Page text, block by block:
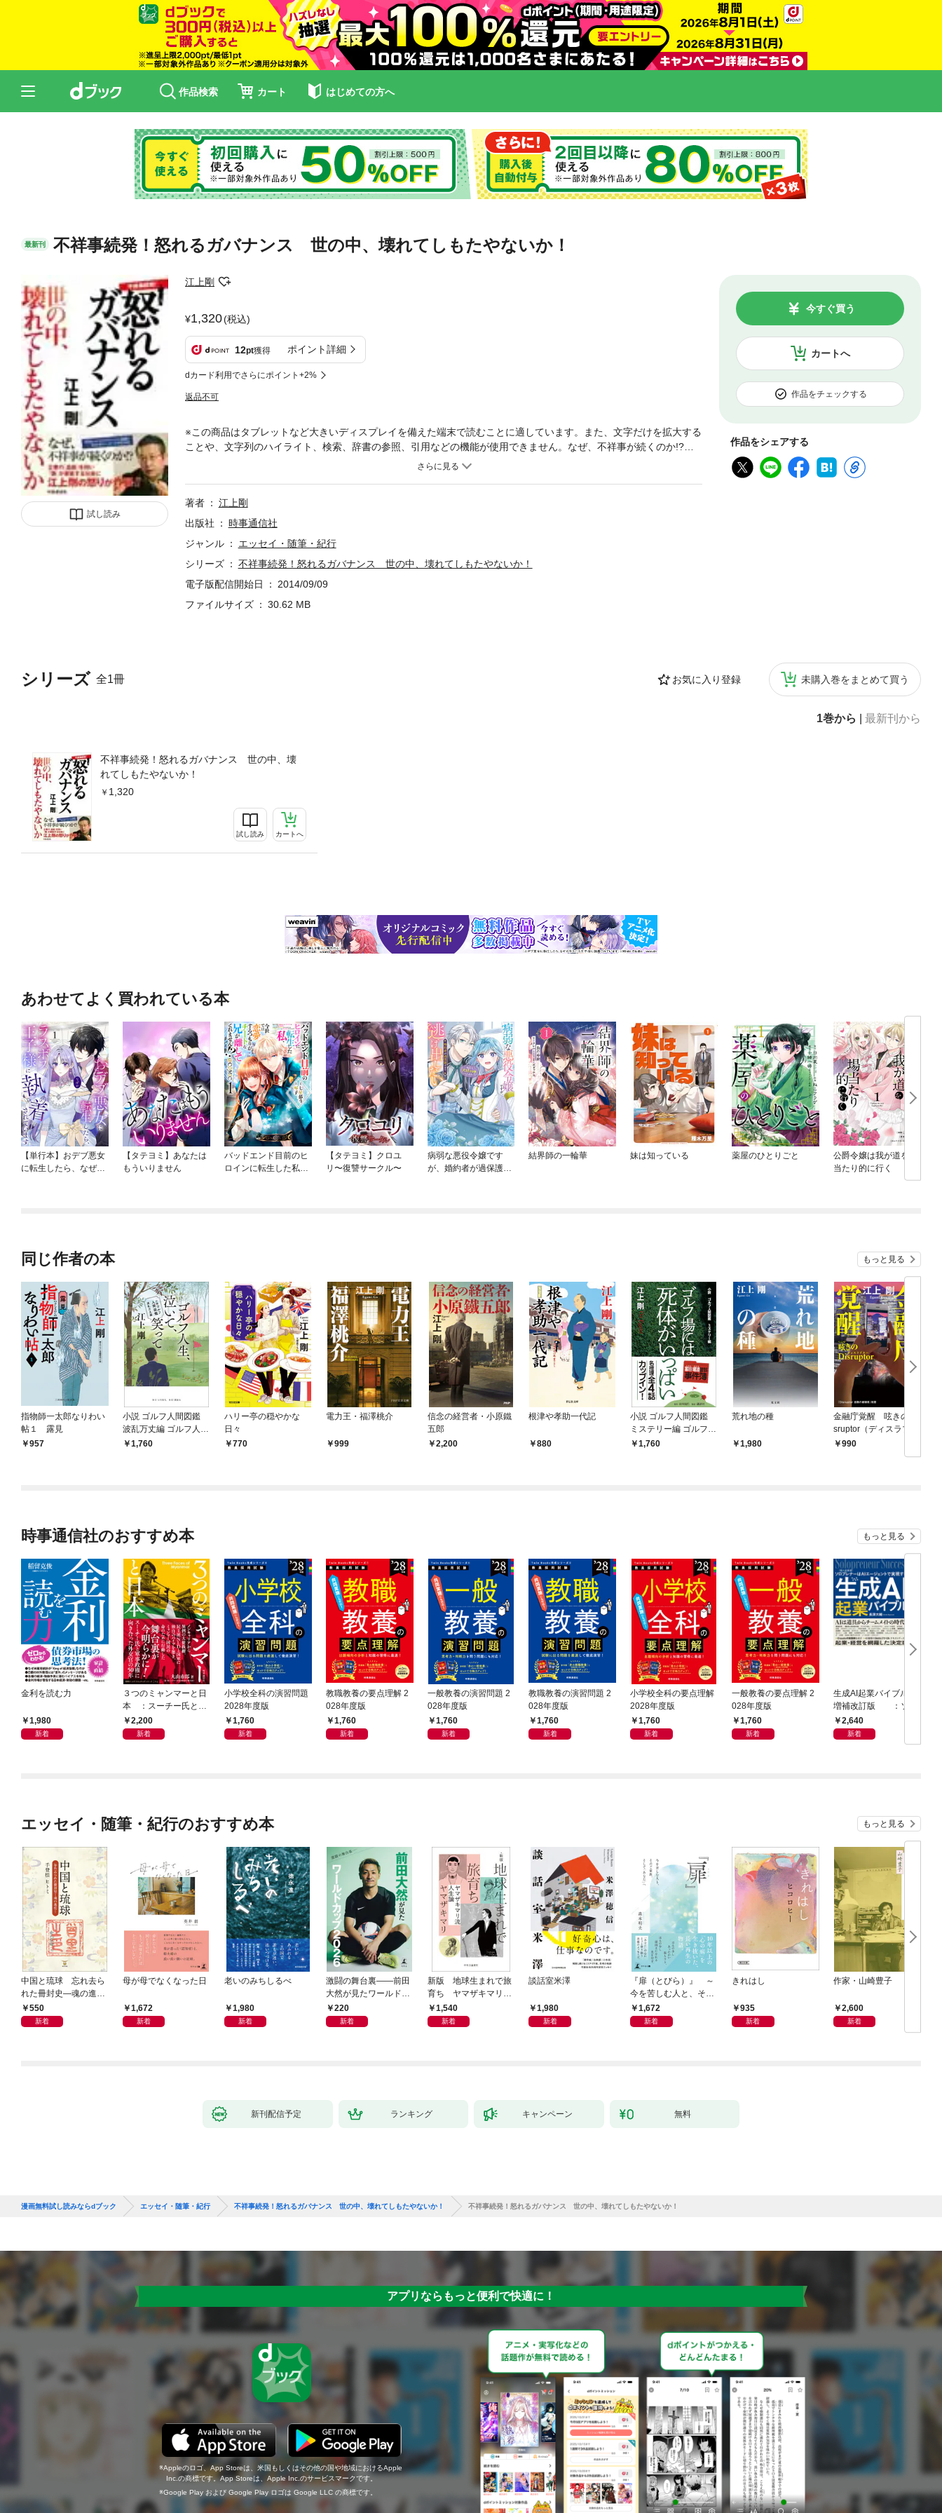
作品検索 カート はじめての方へ
最新刊 不祥事続発！怒れるガバナンス 世の中、壊れてしもたやないか！
試し読み
江上剛
1,320(税込)
12pt獲得 ポイント詳細
dカード利用でさらにポイント+2%
返品不可
カートへ
今すぐ買う
作品をチェックする
作品をシェアする
シリーズ 全1冊 お気に入り登録 未購入巻をまとめて買う
1巻から 最新刊から
不祥事続発！怒れるガバナンス 世の中、壊
れてしもたやないか！
1,320
試し読み カートへ
※この商品はタブレットなど大きいディスプレイを備えた端末で読むことに適しています。また、文字だけを拡大する
ことや、文字列のハイライト、検索、辞書の参照、引用などの機能が使用できません。なぜ、不祥事が続くのか!?企
業の「品格」を問い「偽」が蔓延する社会に江上剛の怒りが炸裂!!時事トップ・コンフィデンシャル連載の好評辛口エ
著者
江上剛
出版社
時事通信社
ジャンル
エッセイ・随筆・紀行
シリーズ
不祥事続発！怒れるガバナンス 世の中、壊れてしもたやないか！
電子版配信開始日
2014/09/09
ファイルサイズ
30.62 MB
あわせてよく買われている本
【単行本】おデブ悪女
に転生したら、なぜか
【タテヨミ】あなたは
もういりません
バッドエンド目前のヒ
ロインに転生した私、
【タテヨミ】クロユ
リ〜復讐サークル〜
病弱な悪役令嬢です
が、婚約者が過保護す
結界師の一輪華 妹は知っている 薬屋のひとりごと
公爵令嬢は我が道を場
当たり的に行く
同じ作者の本 もっと見る
指物師一太郎なりわい
帖１ 露見
957
小説 ゴルフ人間図鑑
波乱万丈編 ゴルフ人
生、泣いて、笑って
1,760
ハリー亭の穏やかな
日々
770
電力王・福澤桃介
999
信念の経営者・小原鐵
五郎
2,200
根津や孝助一代記
880
小説 ゴルフ人間図鑑
ミステリー編 ゴルフ場
には死体がいっぱい
1,760
荒れ地の種
1,980
金融庁覚醒 呟きのDi
sruptor（ディスラプタ
ー）990
時事通信社のおすすめ本 もっと見る
金利を読む力
1,980
新着
３つのミャンマーと日
本 ：スーチー氏と軍
事政権に向き合った外
交官の50年
2,200
新着
小学校全科の演習問題
2028年度版
1,760
新着
教職教養の要点理解 2
028年度版
1,760
新着
一般教養の演習問題 2
028年度版
1,760
新着
教職教養の演習問題 2
028年度版
1,760
新着
小学校全科の要点理解
2028年度版
1,760
新着
一般教養の要点理解 2
028年度版
1,760
新着
生成AI起業バイブル
増補改訂版 ：ソロ
プレナー［個人起業
家］はAIエージェント
2,640
新着
エッセイ・随筆・紀行のおすすめ本 もっと見る
中国と琉球 忘れ去ら
れた冊封史―魂の進化
―550
新着
母が母でなくなった日
1,672
新着
老いのみちしるべ
1,980
新着
激闘の舞台裏――前田
大然が見たワールドカ
ップ2026
220
新着
新版 地球生まれで旅
育ち ヤマザキマリ流
人生論
1,540
新着
談話室米澤
1,980
新着
『扉（とびら）』 ～
今を苦しむ人と、その
ご家族、そして「あな
た」へ～
1,672
新着
きれはし
935
新着
作家・山崎豊子
2,600
新着
新刊配信予定 ランキング キャンペーン 無料
漫画無料試し読みならdブック エッセイ・随筆・紀行 不祥事続発！怒れるガバナンス 世の中、壊れてしもたやないか！ 不祥事続発！怒れるガバナンス 世の中、壊れてしもたやないか！
アプリならもっと便利で快適に！
Appleのロゴ、App Storeは、米国もしくはその他の国や地域におけるApple
Inc.の商標です。App Storeは、Apple Inc.のサービスマークです。
Google Play および Google Play ロゴは Google LLC の商標です。